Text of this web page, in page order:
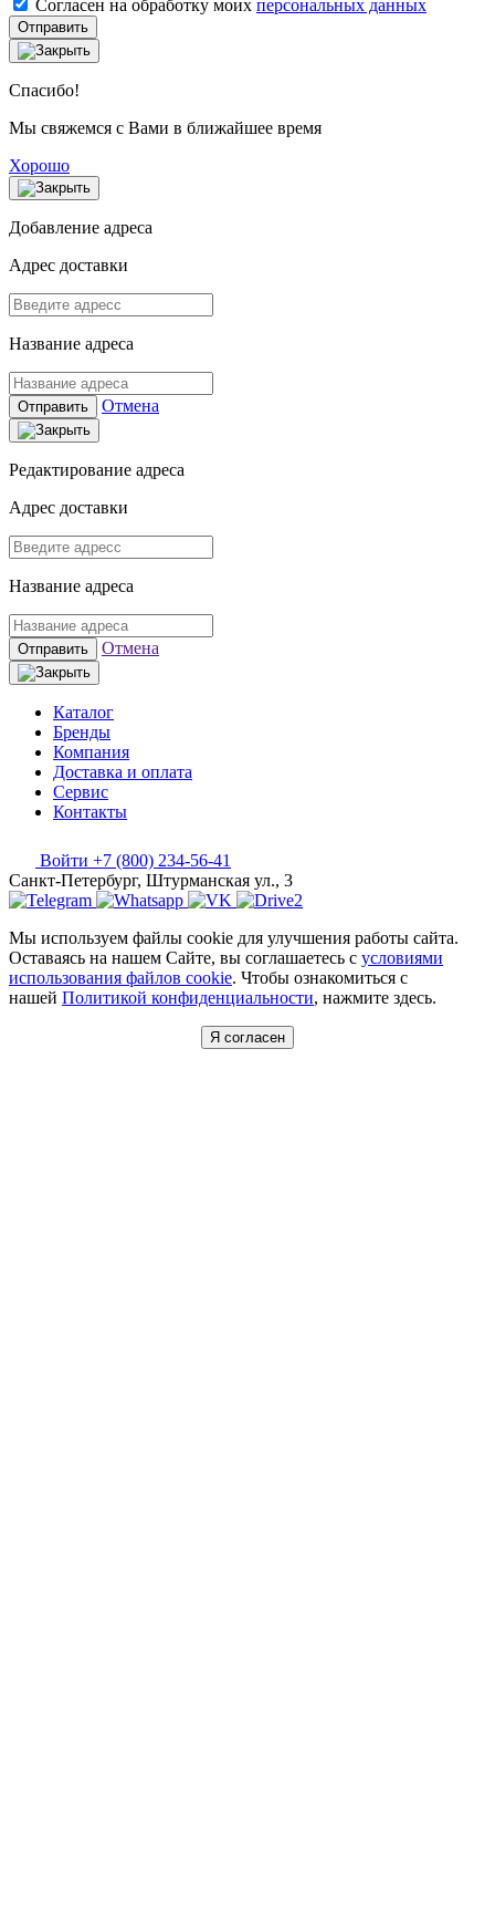
Согласен на обработку моих персональных данных
Отправить
Спасибо!
Мы свяжемся с Вами в ближайшее время
Хорошо
Добавление адреса
Адрес доставки
Название адреса
Отправить Отмена
Редактирование адреса
Адрес доставки
Название адреса
Отправить Отмена
Каталог
Бренды
Компания
Доставка и оплата
Сервис
Контакты
Войти +7 (800) 234-56-41
Санкт-Петербург, Штурманская ул., 3
Мы используем файлы cookie для улучшения работы сайта.
Оставаясь на нашем Сайте, вы соглашаетесь с условиями
использования файлов cookie. Чтобы ознакомиться с
нашей Политикой конфиденциальности, нажмите здесь.
Я согласен